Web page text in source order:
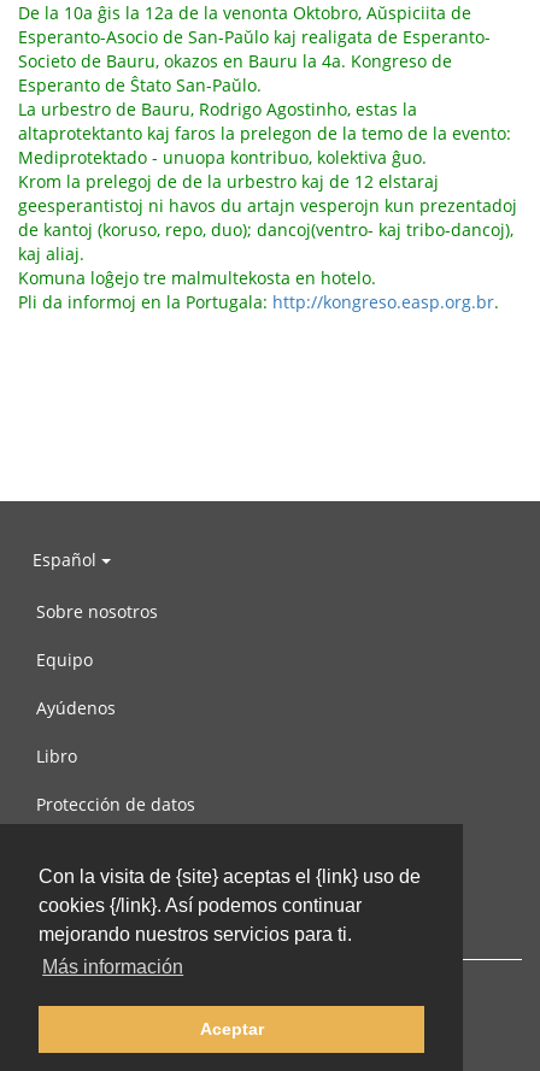
Con la visita de {site} aceptas el {link} uso de
cookies {/link}. Así podemos continuar
mejorando nuestros servicios para ti.
Más información
Aceptar
De la 10a ĝis la 12a de la venonta Oktobro, Aŭspiciita de
Esperanto-Asocio de San-Paŭlo kaj realigata de Esperanto-
Societo de Bauru, okazos en Bauru la 4a. Kongreso de
Esperanto de Ŝtato San-Paŭlo.
La urbestro de Bauru, Rodrigo Agostinho, estas la
altaprotektanto kaj faros la prelegon de la temo de la evento:
Mediprotektado - unuopa kontribuo, kolektiva ĝuo.
Krom la prelegoj de de la urbestro kaj de 12 elstaraj
geesperantistoj ni havos du artajn vesperojn kun prezentadoj
de kantoj (koruso, repo, duo); dancoj(ventro- kaj tribo-dancoj),
kaj aliaj.
Komuna loĝejo tre malmultekosta en hotelo.
Pli da informoj en la Portugala: http://kongreso.easp.org.br.
Español
Sobre nosotros
Equipo
Ayúdenos
Libro
Protección de datos
Contáctenos
© 2002-2026 lernu.net |Impressum